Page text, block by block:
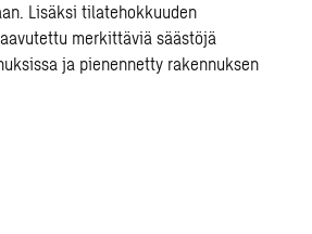
Lisäksi tilatehokkuuden
merkittäviä säästöjä
ja pienennetty rakennuksen